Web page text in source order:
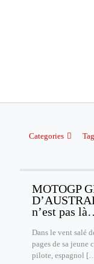
Categories
MOTOGP
n’est pas
Dans le vent salé
pages de sa jeune
pilote, espagnol